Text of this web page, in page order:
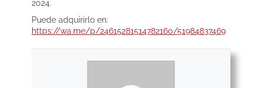
2024.
Puede adquirirlo en:
https://wa.me/p/24615281514782160/51984837469